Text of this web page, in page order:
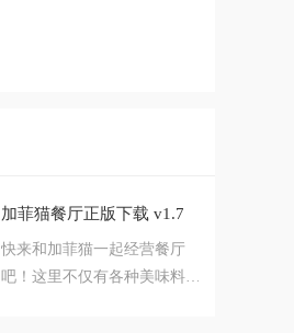
加菲猫餐厅正版下载 v1.7
快来和加菲猫一起经营餐厅
吧！这里不仅有各种美味料理